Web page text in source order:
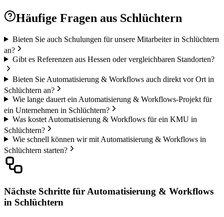
Häufige Fragen aus Schlüchtern
Bieten Sie auch Schulungen für unsere Mitarbeiter in Schlüchtern
an?
Gibt es Referenzen aus Hessen oder vergleichbaren Standorten?
Bieten Sie Automatisierung & Workflows auch direkt vor Ort in
Schlüchtern an?
Wie lange dauert ein Automatisierung & Workflows-Projekt für
ein Unternehmen in Schlüchtern?
Was kostet Automatisierung & Workflows für ein KMU in
Schlüchtern?
Wie schnell können wir mit Automatisierung & Workflows in
Schlüchtern starten?
Nächste Schritte für Automatisierung & Workflows
in Schlüchtern